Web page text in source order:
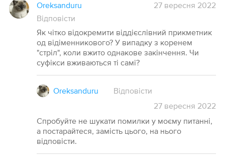
Oreksanduru
27 вересня 2022
Відповісти
Як чітко відокремити віддієслівний прикметник
од відіменникового? У випадку з коренем
"стріл", коли вжито однакове закінчення. Чи
суфікси вживаються ті самі?
Oreksanduru
Відповісти
27 вересня 2022
Спробуйте не шукати помилки у моєму питанні,
а постарайтеся, замість цього, на нього
відповісти.